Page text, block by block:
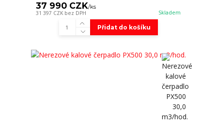
37 990 CZK/ks
31 397 CZK bez DPH Skladem
Přidat do košíku